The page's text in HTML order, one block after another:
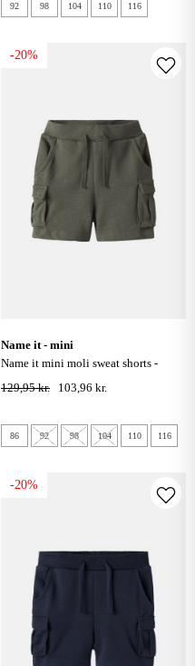
92 98 104 110 116
-20%
name it - mini
name it mini moli sweat shorts -
dusty olive
129,95 kr. 103,96 kr.
86 92 98 104 110 116
-20%